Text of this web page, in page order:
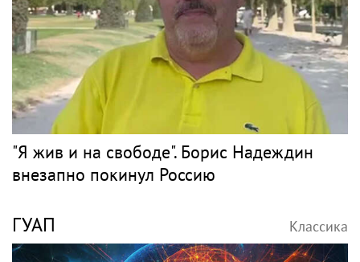
"Я жив и на свободе". Борис Надеждин
внезапно покинул Россию
ГУАП Классика